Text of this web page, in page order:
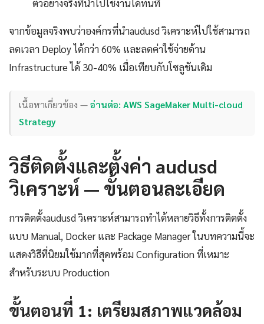
ตัวอย่างจริงที่นำไปใช้งานได้ทันที
จากข้อมูลจริงพบว่าองค์กรที่นำaudusd วิเคราะห์ไปใช้สามารถ
ลดเวลา Deploy ได้กว่า 60% และลดค่าใช้จ่ายด้าน
Infrastructure ได้ 30-40% เมื่อเทียบกับโซลูชันเดิม
เนื้อหาเกี่ยวข้อง —อ่านต่อ: AWS SageMaker Multi-cloud
Strategy
วิธีติดตั้งและตั้งค่า audusd
วิเคราะห์ — ขั้นตอนละเอียด
การติดตั้งaudusd วิเคราะห์สามารถทำได้หลายวิธีทั้งการติดตั้ง
แบบ Manual, Docker และ Package Manager ในบทความนี้จะ
แสดงวิธีที่นิยมใช้มากที่สุดพร้อม Configuration ที่เหมาะ
สำหรับระบบ Production
ขั้นตอนที่ 1: เตรียมสภาพแวดล้อม